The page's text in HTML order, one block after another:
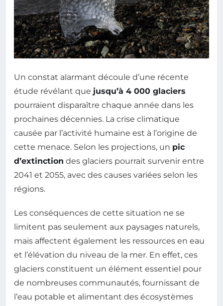
Un constat alarmant découle d’une récente
étude révélant que jusqu’à 4 000 glaciers
pourraient disparaître chaque année dans les
prochaines décennies. La crise climatique
causée par l’activité humaine est à l’origine de
cette menace. Selon les projections, un pic
d’extinction des glaciers pourrait survenir entre
2041 et 2055, avec des causes variées selon les
régions.
Les conséquences de cette situation ne se
limitent pas seulement aux paysages naturels,
mais affectent également les ressources en eau
et l’élévation du niveau de la mer. En effet, ces
glaciers constituent un élément essentiel pour
de nombreuses communautés, fournissant de
l’eau potable et alimentant des écosystèmes